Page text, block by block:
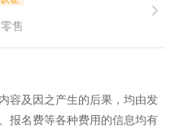
售
容及因之产生的后果，均由发
报名费等各种费用的信息均有